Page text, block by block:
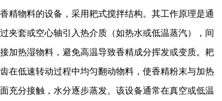
香精物料的设备，采用耙式搅拌结构。其工作原理是通
过夹套或空心轴引入热介质（如热水或低温蒸汽），间
接加热湿物料，避免高温导致香精成分挥发或变质。耙
齿在低速转动过程中均匀翻动物料，使香精粉末与加热
面充分接触，水分逐步蒸发。该设备通常在真空或低温